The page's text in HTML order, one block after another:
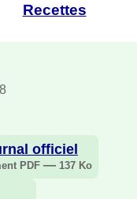
Recettes
officiel
PDF — 137 Ko